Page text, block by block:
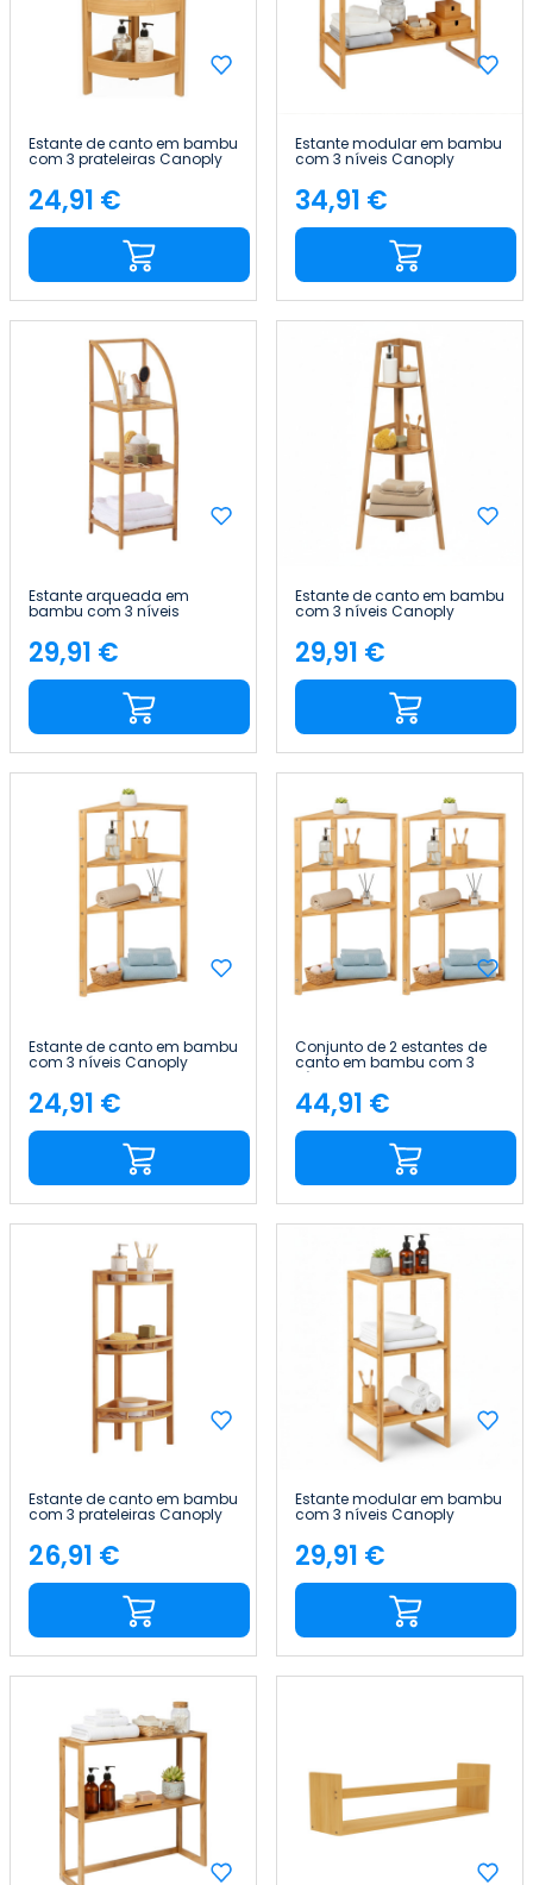
Estante de canto em bambu
com 3 prateleiras Canoply
61 x 23 x 23 cm Thinia Home
Preço
24,91 €
Estante modular em bambu
com 3 níveis Canoply
84x69.5x33.5cm Thinia
Home
Preço
34,91 €
Estante arqueada em
bambu com 3 níveis
Thinia Home
Preço
29,91 €
Estante de canto em bambu
com 3 níveis Canoply
103x31.9x31.9cm Thinia Home
Preço
29,91 €
Estante de canto em bambu
com 3 níveis Canoply
80x36.5x33.5cm Thinia
Home
Preço
24,91 €
Conjunto de 2 estantes de
canto em bambu com 3
níveis Canoply
80x36.5x33.5cm Thinia
Home
Preço
44,91 €
Estante de canto em bambu
com 3 prateleiras Canoply
85 x 29 x 29 cm Thinia Home
Preço
26,91 €
Estante modular em bambu
com 3 níveis Canoply
84x35.1x33.5cm Thinia Home
Preço
29,91 €